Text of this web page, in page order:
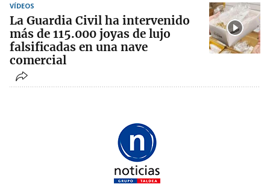
VÍDEOS
La Guardia Civil ha intervenido
más de 115.000 joyas de lujo
falsificadas en una nave
comercial